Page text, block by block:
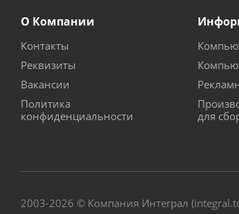
О Компании
Контакты
Реквизиты
Вакансии
Политика
конфиденциальности
для
2003-2026 © Компания Интеграл